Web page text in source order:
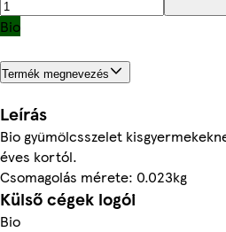
Bio
Termék megnevezés
Leírás
Bio gyümölcsszelet
éves kortól.
Csomagolás mérete: 0.023kg
Külső cégek logói
Bio